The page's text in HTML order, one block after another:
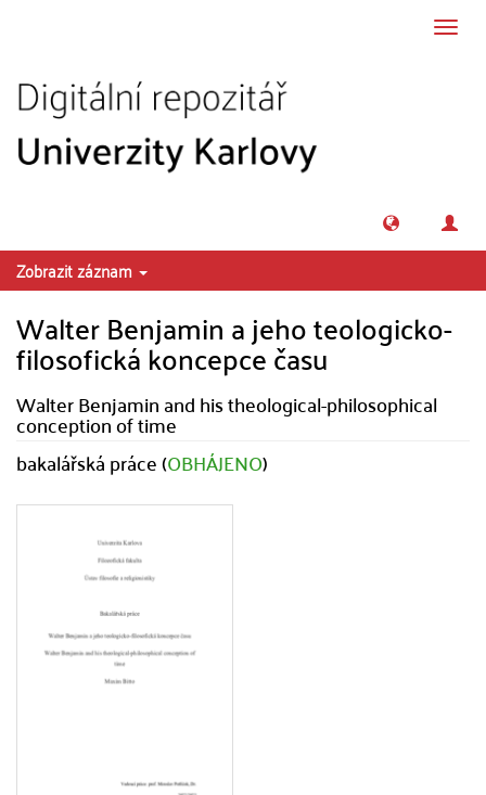
Zobrazit záznam
Walter Benjamin a jeho teologicko-
filosofická koncepce času
Walter Benjamin and his theological-philosophical
conception of time
bakalářská práce (OBHÁJENO)